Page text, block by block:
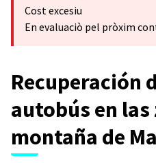
Cost excesiu
En evaluaciò pel pròxim
Recuperación
autobús en las
montaña de